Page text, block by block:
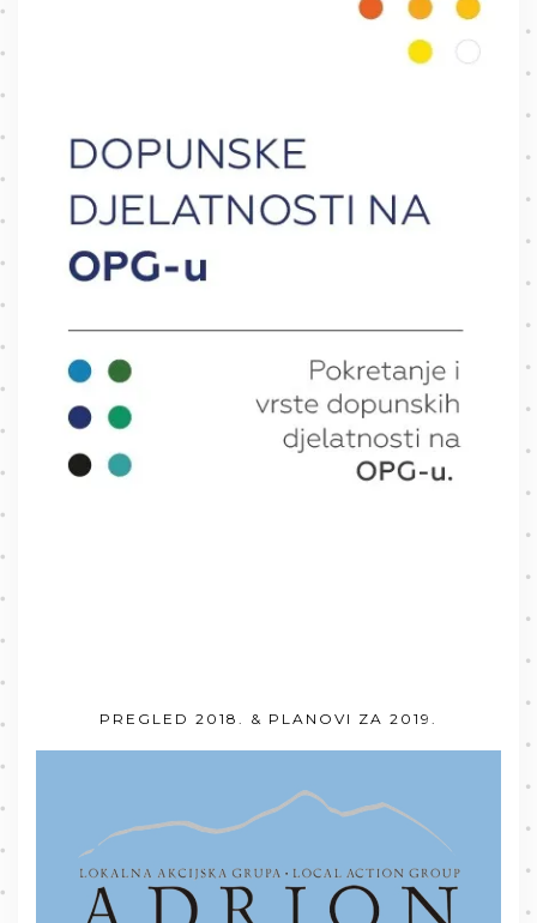
PREGLED 2018. & PLANOVI ZA 2019.